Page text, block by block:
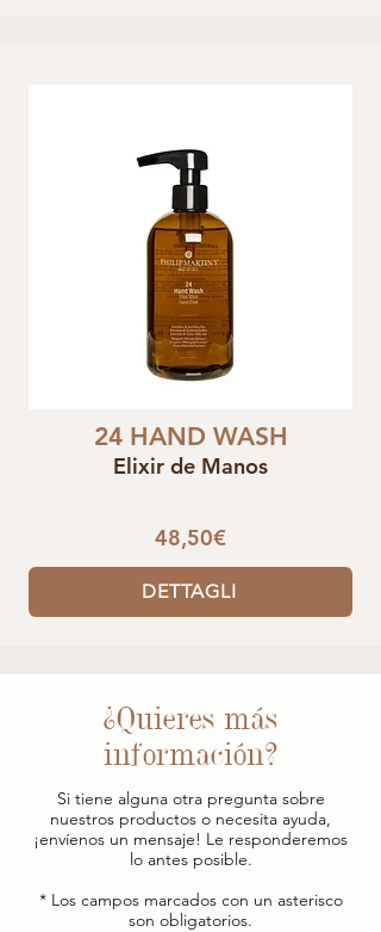
24 HAND WASH
Elixir de Manos
48,50€
DETTAGLI
¿Quieres más
información?
Si tiene alguna otra pregunta sobre
nuestros productos o necesita ayuda,
¡envíenos un mensaje! Le responderemos
lo antes posible.
* Los campos marcados con un asterisco
son obligatorios.